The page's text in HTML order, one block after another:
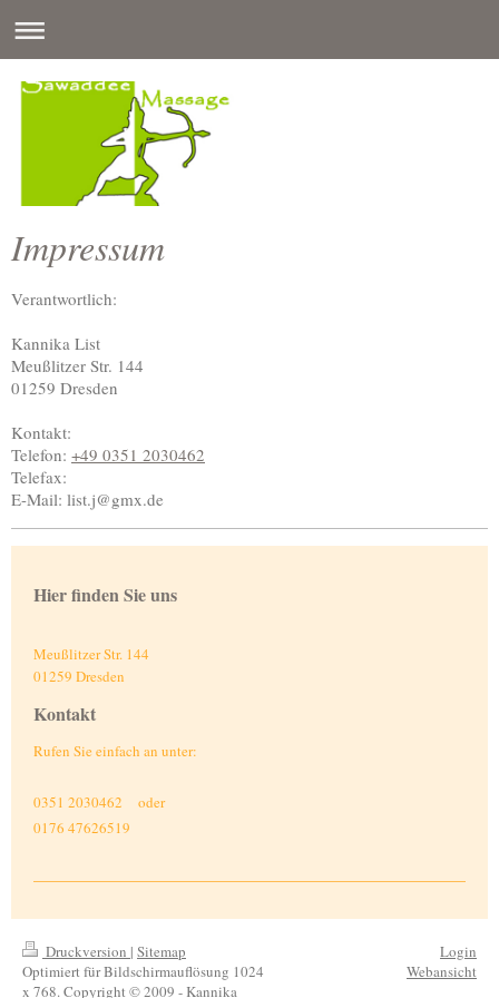
Impressum
Verantwortlich:
Kannika List
Meußlitzer Str. 144
01259 Dresden
Kontakt:
Telefon: +49 0351 2030462
Telefax:
E-Mail: list.j@gmx.de
Hier finden Sie uns
Meußlitzer Str. 144
01259 Dresden
Kontakt
Rufen Sie einfach an unter:
0351 2030462 oder
0176 47626519
Druckversion | Sitemap
Optimiert für Bildschirmauflösung 1024
x 768. Copyright © 2009 - Kannika
Login
Webansicht